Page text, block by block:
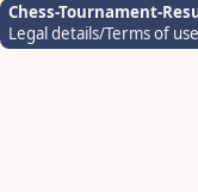
Chess-Tournament-
Legal details/Terms of use